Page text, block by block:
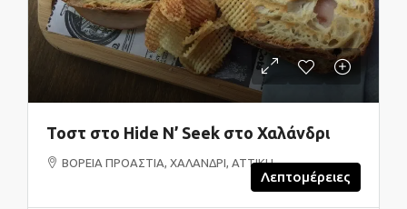
Τοστ στο Hide N’ Seek στο Χαλάνδρι
ΒΟΡΕΙΑ ΠΡΟΑΣΤΙΑ, ΧΑΛΑΝΔΡΙ, ΑΤΤΙΚΗ
Λεπτομέρειες